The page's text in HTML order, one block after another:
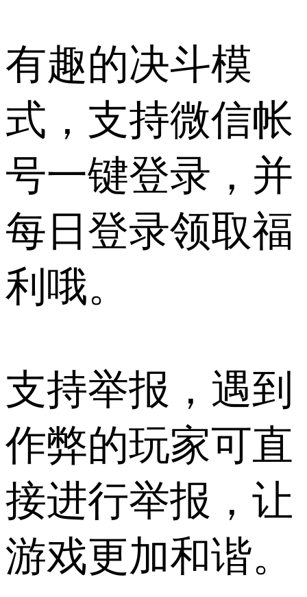
有趣的决斗模
式，支持微信帐
号一键登录，并
每日登录领取福
利哦。
支持举报，遇到
作弊的玩家可直
接进行举报，让
游戏更加和谐。